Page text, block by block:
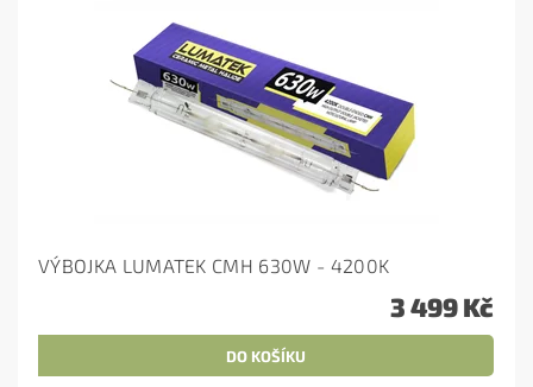
VÝBOJKA LUMATEK CMH 630W - 4200K
3 499 Kč